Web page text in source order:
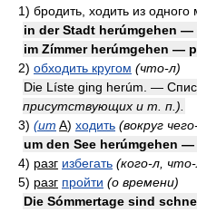
1) бродить, ходить из одного
in der Stadt herúmgehen —
im Zímmer herúmgehen —
2) обходить кругом (что-л)
Die Líste ging herúm. —
присутствующих и т. п.).
3) (um A) ходить (вокруг
um den See herúmgehen —
4) разг избегать (кого-л,
5) разг пройти (о времени)
Die Sómmertage sind